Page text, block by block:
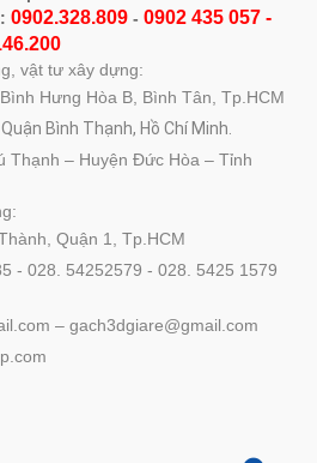
0902.328.809 - 0902 435 057 -
vật tư xây dựng:
Hưng Hòa B, Bình Tân, Tp.HCM
Bình Thạnh, Hồ Chí Minh.
Thạnh – Huyện Đức Hòa – Tỉnh
Quận 1, Tp.HCM
- 028. 54252579 - 028. 5425 1579
– gach3dgiare@gmail.com